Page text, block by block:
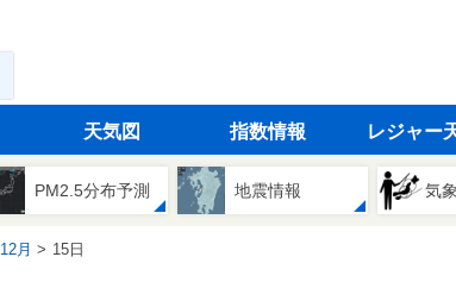
天気図 指数情報 レジャー
PM2.5分布予測 地震情報 気
12月 15日